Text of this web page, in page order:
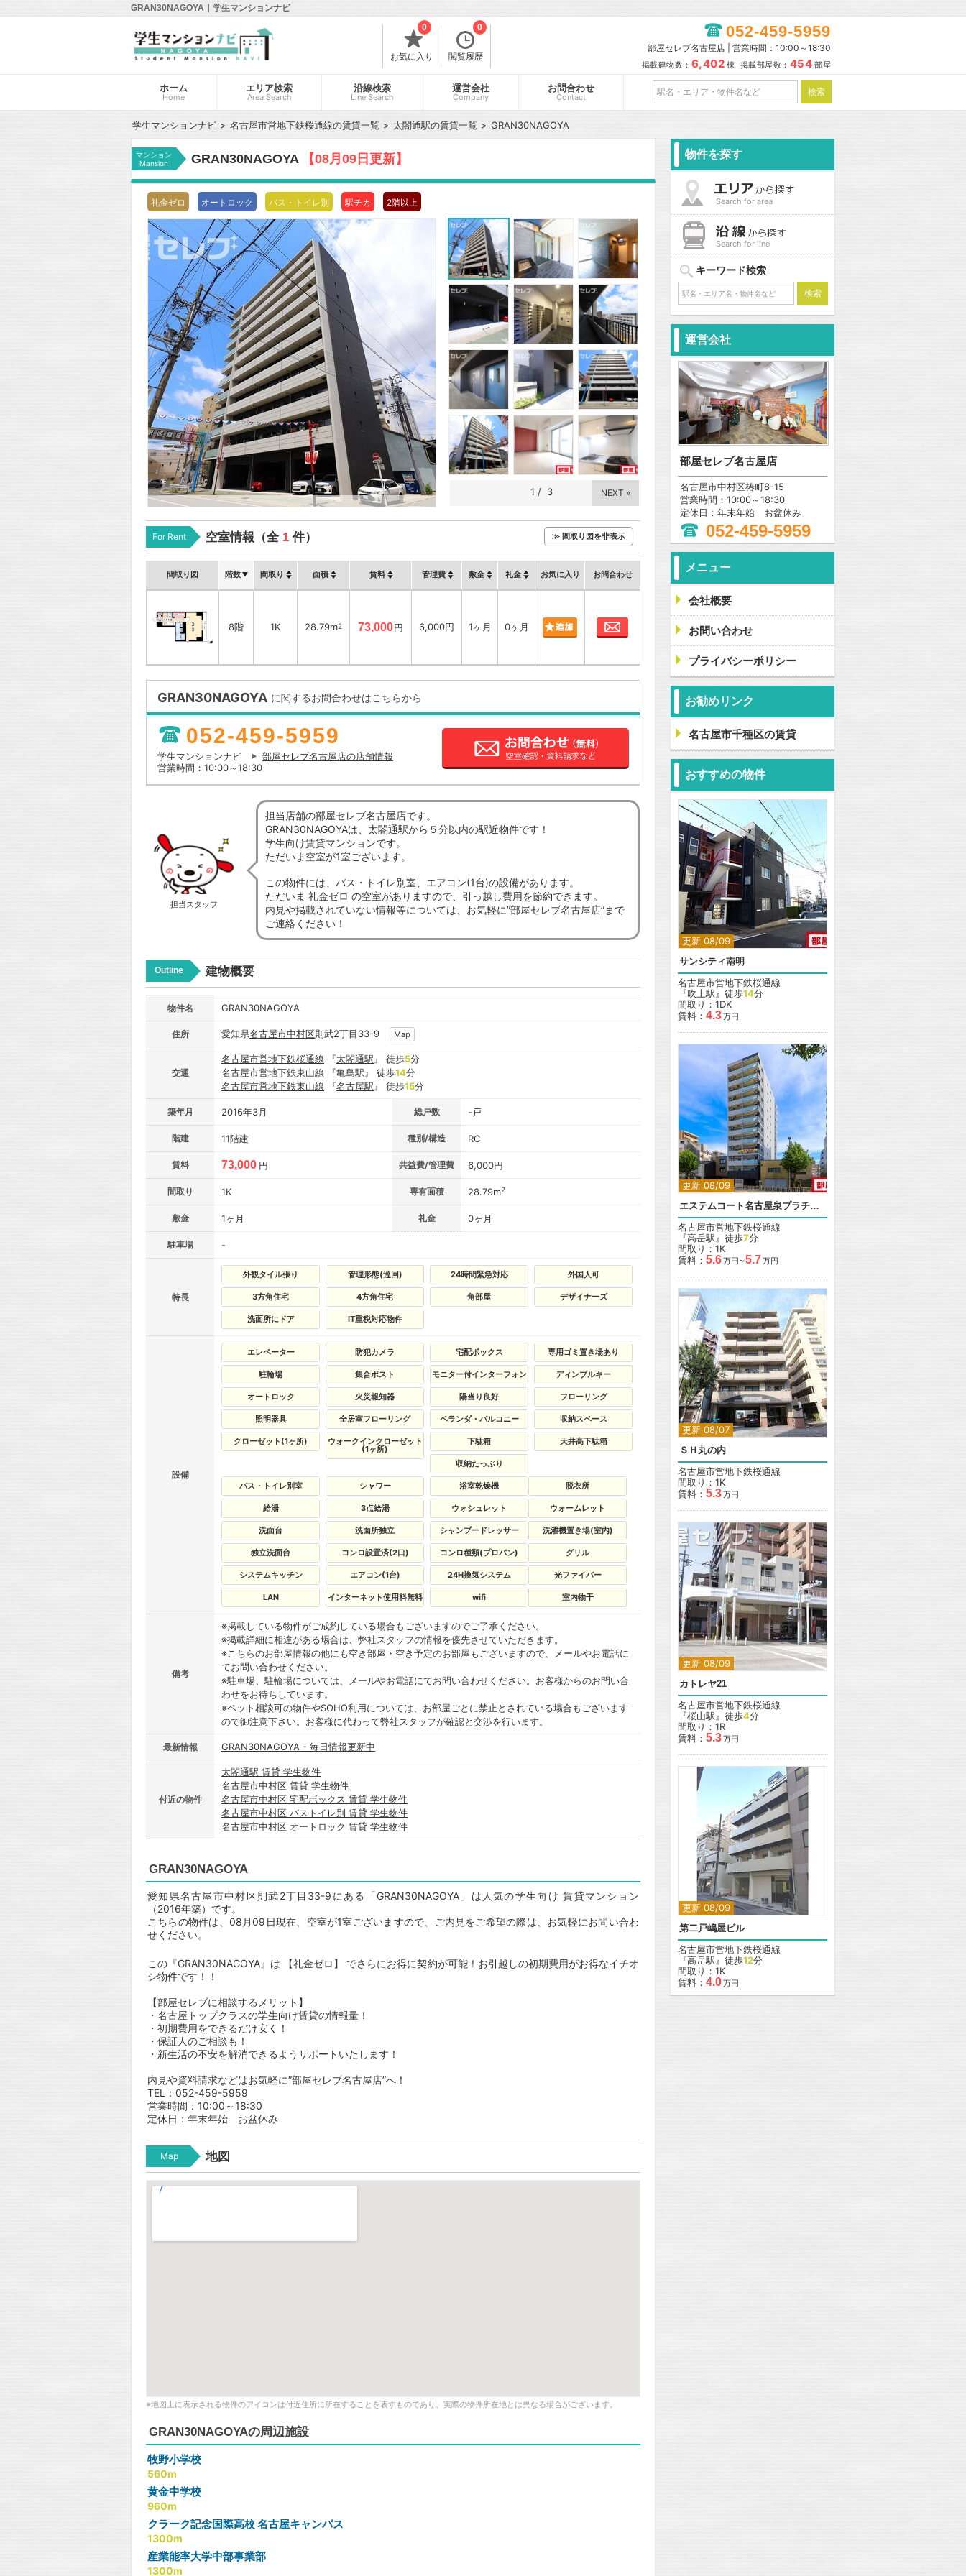
GRAN30NAGOYA｜学生マンションナビ
お気に入り
0
閲覧履歴
0 052-459-5959
部屋セレブ名古屋店 | 営業時間：10:00～18:30
掲載建物数： 6,402 棟 掲載部屋数： 454 部屋
ホーム
Home
エリア検索
Area Search
沿線検索
Line Search
運営会社
Company
お問合わせ
Contact
学生マンションナビ 名古屋市営地下鉄桜通線の賃貸一覧 太閤通駅の賃貸一覧 GRAN30NAGOYA
マンション
Mansion
GRAN30NAGOYA 【08月09日更新】
礼金ゼロ オートロック バス・トイレ別 駅チカ 2階以上
1 / 3 NEXT »
For Rent 空室情報（全 1 件） ≫ 間取り図を非表示
間取り図 階数 間取り 面積 賃料 管理費 敷金 礼金 お気に入り お問合わせ
8階 1K 28.79m2 73,000円 6,000円 1ヶ月 0ヶ月
GRAN30NAGOYA に関するお問合わせはこちらから
052-459-5959
学生マンションナビ
部屋セレブ名古屋店の店舗情報
営業時間：10:00～18:30
担当スタッフ
担当店舗の部屋セレブ名古屋店です。
GRAN30NAGOYAは、太閤通駅から５分以内の駅近物件です！
学生向け賃貸マンションです。
ただいま空室が1室ございます。
この物件には、バス・トイレ別室、エアコン(1台)の設備があります。
ただいま 礼金ゼロ の空室がありますので、引っ越し費用を節約できます。
内見や掲載されていない情報等については、お気軽に”部屋セレブ名古屋店”まで
ご連絡ください！
Outline 建物概要
物件名 GRAN30NAGOYA
住所 愛知県名古屋市中村区則武2丁目33-9 Map
交通
名古屋市営地下鉄桜通線 『太閤通駅 』 徒歩5分
名古屋市営地下鉄東山線 『亀島駅 』 徒歩14分
名古屋市営地下鉄東山線 『名古屋駅 』 徒歩15分
築年月 2016年3月 総戸数 -戸
階建 11階建 種別/構造 RC
賃料 73,000 円 共益費/管理費 6,000円
間取り 1K 専有面積 28.79m2
敷金 1ヶ月 礼金 0ヶ月
駐車場 -
特長
外観タイル張り 管理形態(巡回) 24時間緊急対応 外国人可
3方角住宅 4方角住宅 角部屋 デザイナーズ
洗面所にドア IT重税対応物件
設備
エレベーター 防犯カメラ 宅配ボックス 専用ゴミ置き場あり
駐輪場 集合ポスト モニター付インターフォン ディンブルキー
オートロック 火災報知器 陽当り良好 フローリング
照明器具 全居室フローリング ベランダ・バルコニー 収納スペース
クローゼット(1ヶ所) ウォークインクローゼット
(1ヶ所)
下駄箱 天井高下駄箱
収納たっぷり
バス・トイレ別室 シャワー 浴室乾燥機 脱衣所
給湯 3点給湯 ウォシュレット ウォームレット
洗面台 洗面所独立 シャンプードレッサー 洗濯機置き場(室内)
独立洗面台 コンロ設置済(2口) コンロ種類(プロパン) グリル
システムキッチン エアコン(1台) 24H換気システム 光ファイバー
LAN インターネット使用料無料 wifi 室内物干
備考
※掲載している物件がご成約している場合もございますのでご了承ください。
※掲載詳細に相違がある場合は、弊社スタッフの情報を優先させていただきます。
※こちらのお部屋情報の他にも空き部屋・空き予定のお部屋もございますので、メールやお電話に
てお問い合わせください。
※駐車場、駐輪場については、メールやお電話にてお問い合わせください。お客様からのお問い合
わせをお待ちしています。
※ペット相談可の物件やSOHO利用については、お部屋ごとに禁止とされている場合もございます
ので御注意下さい。お客様に代わって弊社スタッフが確認と交渉を行います。
最新情報 GRAN30NAGOYA - 毎日情報更新中
付近の物件
太閤通駅 賃貸 学生物件
名古屋市中村区 賃貸 学生物件
名古屋市中村区 宅配ボックス 賃貸 学生物件
名古屋市中村区 バストイレ別 賃貸 学生物件
名古屋市中村区 オートロック 賃貸 学生物件
GRAN30NAGOYA
愛知県名古屋市中村区則武2丁目33-9にある「GRAN30NAGOYA」は人気の学生向け 賃貸マンション
（2016年築）です。
こちらの物件は、08月09日現在、空室が1室ございますので、ご内見をご希望の際は、お気軽にお問い合わ
せください。
この『GRAN30NAGOYA』は 【礼金ゼロ】 でさらにお得に契約が可能！お引越しの初期費用がお得なイチオ
シ物件です！！
【部屋セレブに相談するメリット】
・名古屋トップクラスの学生向け賃貸の情報量！
・初期費用をできるだけ安く！
・保証人のご相談も！
・新生活の不安を解消できるようサポートいたします！
内見や資料請求などはお気軽に”部屋セレブ名古屋店”へ！
TEL：052-459-5959
営業時間：10:00～18:30
定休日：年末年始 お盆休み
Map 地図
※地図上に表示される物件のアイコンは付近住所に所在することを表すものであり、実際の物件所在地とは異なる場合がございます。
GRAN30NAGOYAの周辺施設
牧野小学校
560m
黄金中学校
960m
クラーク記念国際高校 名古屋キャンパス
1300m
産業能率大学中部事業部
1300m
物件を探す
Search for area
Search for line
キーワード検索
運営会社
部屋セレブ名古屋店
名古屋市中村区椿町8-15
営業時間：10:00～18:30
定休日：年末年始 お盆休み
052-459-5959
メニュー
会社概要
お問い合わせ
プライバシーポリシー
お勧めリンク
名古屋市千種区の賃貸
おすすめの物件
更新 08/09
サンシティ南明
名古屋市営地下鉄桜通線
『吹上駅』徒歩14分
間取り：1DK
賃料： 4.3万円
更新 08/09
エステムコート名古屋泉プラチナムゲート
名古屋市営地下鉄桜通線
『高岳駅』徒歩7分
間取り：1K
賃料： 5.6万円~5.7万円
更新 08/07
ＳＨ丸の内
名古屋市営地下鉄桜通線
間取り：1K
賃料： 5.3万円
更新 08/09
カトレヤ21
名古屋市営地下鉄桜通線
『桜山駅』徒歩4分
間取り：1R
賃料： 5.3万円
更新 08/09
第二戸嶋屋ビル
名古屋市営地下鉄桜通線
『高岳駅』徒歩12分
間取り：1K
賃料： 4.0万円